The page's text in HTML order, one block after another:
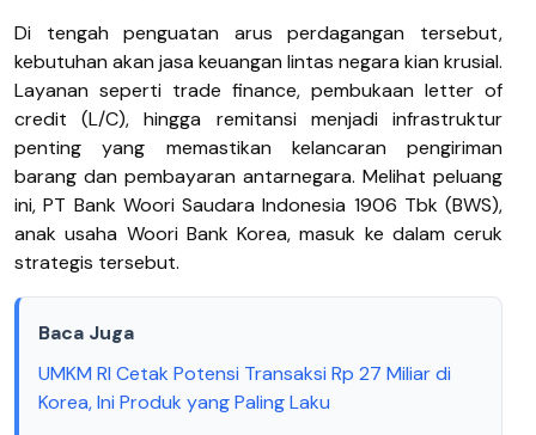
Di tengah penguatan arus perdagangan tersebut,
kebutuhan akan jasa keuangan lintas negara kian krusial.
Layanan seperti trade finance, pembukaan letter of
credit (L/C), hingga remitansi menjadi infrastruktur
penting yang memastikan kelancaran pengiriman
barang dan pembayaran antarnegara. Melihat peluang
ini, PT Bank Woori Saudara Indonesia 1906 Tbk (BWS),
anak usaha Woori Bank Korea, masuk ke dalam ceruk
strategis tersebut.
Baca Juga
UMKM RI Cetak Potensi Transaksi Rp 27 Miliar di
Korea, Ini Produk yang Paling Laku